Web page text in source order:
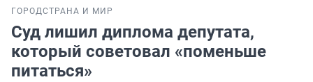
ГОРОДСТРАНА И МИР
Суд лишил диплома депутата,
который советовал «поменьше
питаться»